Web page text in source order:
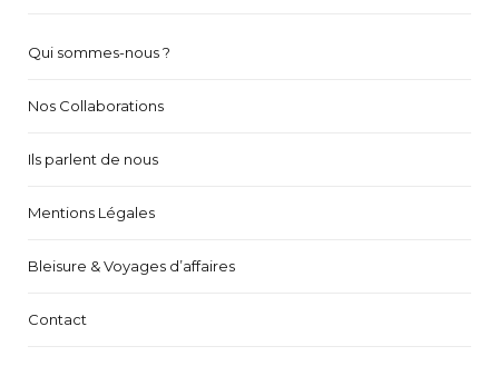
Qui sommes-nous ?
Nos Collaborations
Ils parlent de nous
Mentions Légales
Bleisure & Voyages d’affaires
Contact